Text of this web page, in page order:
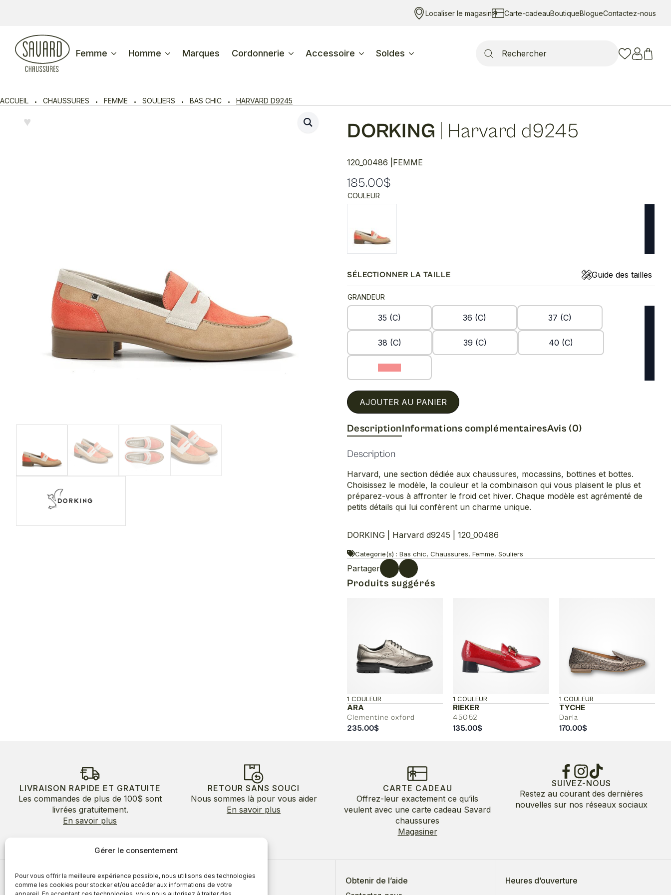
Gérer le consentement
Pour vous offrir la meilleure expérience possible, nous utilisons des technologies
comme les cookies pour stocker et/ou accéder aux informations de votre
Localiser le magasin Carte-cadeauBoutiqueBlogueContactez-nous
Femme Homme Marques Cordonnerie Accessoire Soldes
for:
ACCUEIL CHAUSSURES FEMME SOULIERS BAS CHIC HARVARD D9245
♥︎ DORKING Harvard d9245
120_00486 | FEMME
185.00$
COULEUR
SÉLECTIONNER LA TAILLE Guide des tailles
GRANDEUR
35 (C) 36 (C) 37 (C)
38 (C) 39 (C) 40 (C)
AJOUTER AU PANIER
DescriptionInformations complémentairesAvis (0)
Description
Harvard, une section dédiée aux chaussures, mocassins, bottines et bottes.
Choisissez le modèle, la couleur et la combinaison qui vous plaisent le plus et
préparez-vous à affronter le froid cet hiver. Chaque modèle est agrémenté de
petits détails qui lui confèrent un charme unique.
DORKING | Harvard d9245 | 120_00486
Categorie(s) : Bas chic, Chaussures, Femme, Souliers
Partager
Produits suggérés
ARA
Clementine oxford
1 COULEUR
235.00$
RIEKER
45052
1 COULEUR
135.00$
TYCHE
Darla
1 COULEUR
170.00$
LIVRAISON RAPIDE ET GRATUITE
Les commandes de plus de 100$ sont
livrées gratuitement.
En savoir plus
RETOUR SANS SOUCI
Nous sommes là pour vous aider
En savoir plus
CARTE CADEAU
Offrez-leur exactement ce qu’ils
veulent avec une carte cadeau Savard
chaussures
Magasiner
SUIVEZ-NOUS
Restez au courant des dernières
nouvelles sur nos réseaux sociaux
À propos de nous Obtenir de l’aide Heures d’ouverture